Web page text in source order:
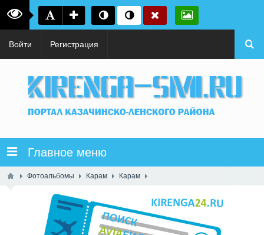
Войти Регистрация
Главное меню
Фотоальбомы Карам Карам